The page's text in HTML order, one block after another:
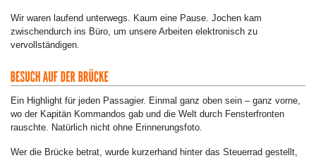
Wir waren laufend unterwegs. Kaum eine Pause. Jochen kam
zwischendurch ins Büro, um unsere Arbeiten elektronisch zu
vervollständigen.
Ein Highlight für jeden Passagier. Einmal ganz oben sein – ganz vorne,
wo der Kapitän Kommandos gab und die Welt durch Fensterfronten
rauschte. Natürlich nicht ohne Erinnerungsfoto.
Wer die Brücke betrat, wurde kurzerhand hinter das Steuerrad gestellt,